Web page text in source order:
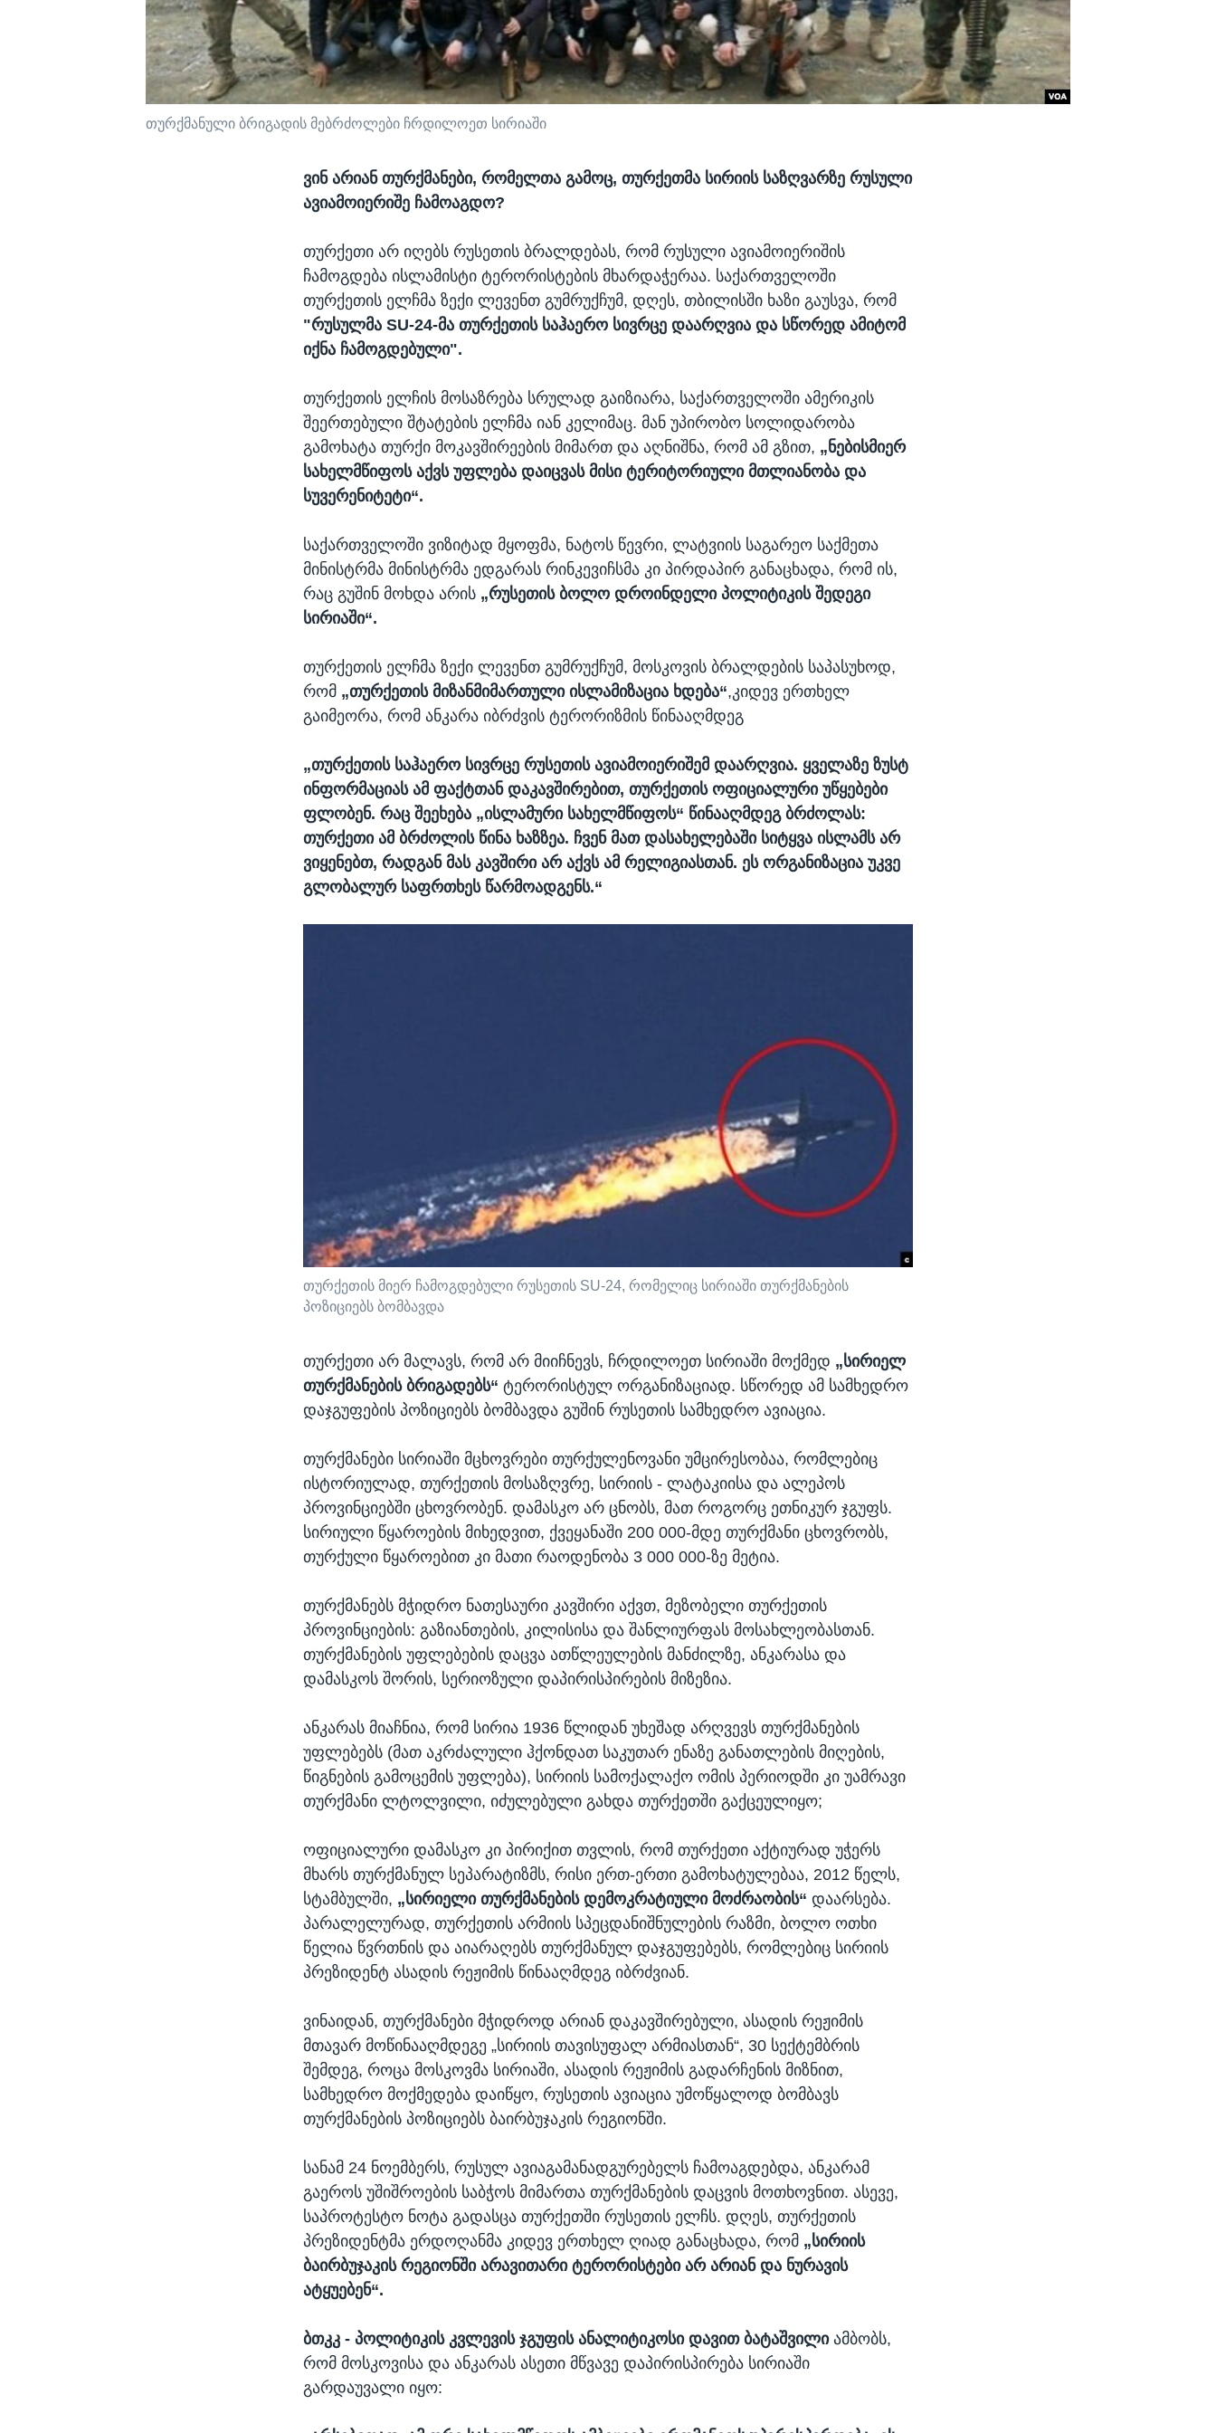
თურქმანული ბრიგადის მებრძოლები ჩრდილოეთ სირიაში
ვინ არიან თურქმანები, რომელთა გამოც, თურქეთმა სირიის საზღვარზე რუსული
ავიამოიერიშე ჩამოაგდო?
თურქეთი არ იღებს რუსეთის ბრალდებას, რომ რუსული ავიამოიერიშის
ჩამოგდება ისლამისტი ტერორისტების მხარდაჭერაა. საქართველოში
თურქეთის ელჩმა ზექი ლევენთ გუმრუქჩუმ, დღეს, თბილისში ხაზი გაუსვა, რომ
"რუსულმა SU-24-მა თურქეთის საჰაერო სივრცე დაარღვია და სწორედ ამიტომ
იქნა ჩამოგდებული".
თურქეთის ელჩის მოსაზრება სრულად გაიზიარა, საქართველოში ამერიკის
შეერთებული შტატების ელჩმა იან კელიმაც. მან უპირობო სოლიდარობა
გამოხატა თურქი მოკავშირეების მიმართ და აღნიშნა, რომ ამ გზით, „ნებისმიერ
სახელმწიფოს აქვს უფლება დაიცვას მისი ტერიტორიული მთლიანობა და
სუვერენიტეტი“.
საქართველოში ვიზიტად მყოფმა, ნატოს წევრი, ლატვიის საგარეო საქმეთა
მინისტრმა მინისტრმა ედგარას რინკევიჩსმა კი პირდაპირ განაცხადა, რომ ის,
რაც გუშინ მოხდა არის „რუსეთის ბოლო დროინდელი პოლიტიკის შედეგი
სირიაში“.
თურქეთის ელჩმა ზექი ლევენთ გუმრუქჩუმ, მოსკოვის ბრალდების საპასუხოდ,
რომ „თურქეთის მიზანმიმართული ისლამიზაცია ხდება“,კიდევ ერთხელ
გაიმეორა, რომ ანკარა იბრძვის ტერორიზმის წინააღმდეგ
„თურქეთის საჰაერო სივრცე რუსეთის ავიამოიერიშემ დაარღვია. ყველაზე ზუსტ
ინფორმაციას ამ ფაქტთან დაკავშირებით, თურქეთის ოფიციალური უწყებები
ფლობენ. რაც შეეხება „ისლამური სახელმწიფოს“ წინააღმდეგ ბრძოლას:
თურქეთი ამ ბრძოლის წინა ხაზზეა. ჩვენ მათ დასახელებაში სიტყვა ისლამს არ
ვიყენებთ, რადგან მას კავშირი არ აქვს ამ რელიგიასთან. ეს ორგანიზაცია უკვე
გლობალურ საფრთხეს წარმოადგენს.“
თურქეთის მიერ ჩამოგდებული რუსეთის SU-24, რომელიც სირიაში თურქმანების
პოზიციებს ბომბავდა
თურქეთი არ მალავს, რომ არ მიიჩნევს, ჩრდილოეთ სირიაში მოქმედ „სირიელ
თურქმანების ბრიგადებს“ტერორისტულ ორგანიზაციად. სწორედ ამ სამხედრო
დაჯგუფების პოზიციებს ბომბავდა გუშინ რუსეთის სამხედრო ავიაცია.
თურქმანები სირიაში მცხოვრები თურქულენოვანი უმცირესობაა, რომლებიც
ისტორიულად, თურქეთის მოსაზღვრე, სირიის - ლატაკიისა და ალეპოს
პროვინციებში ცხოვრობენ. დამასკო არ ცნობს, მათ როგორც ეთნიკურ ჯგუფს.
სირიული წყაროების მიხედვით, ქვეყანაში 200 000-მდე თურქმანი ცხოვრობს,
თურქული წყაროებით კი მათი რაოდენობა 3 000 000-ზე მეტია.
თურქმანებს მჭიდრო ნათესაური კავშირი აქვთ, მეზობელი თურქეთის
პროვინციების: გაზიანთების, კილისისა და შანლიურფას მოსახლეობასთან.
თურქმანების უფლებების დაცვა ათწლეულების მანძილზე, ანკარასა და
დამასკოს შორის, სერიოზული დაპირისპირების მიზეზია.
ანკარას მიაჩნია, რომ სირია 1936 წლიდან უხეშად არღვევს თურქმანების
უფლებებს (მათ აკრძალული ჰქონდათ საკუთარ ენაზე განათლების მიღების,
წიგნების გამოცემის უფლება), სირიის სამოქალაქო ომის პერიოდში კი უამრავი
თურქმანი ლტოლვილი, იძულებული გახდა თურქეთში გაქცეულიყო;
ოფიციალური დამასკო კი პირიქით თვლის, რომ თურქეთი აქტიურად უჭერს
მხარს თურქმანულ სეპარატიზმს, რისი ერთ-ერთი გამოხატულებაა, 2012 წელს,
სტამბულში, „სირიელი თურქმანების დემოკრატიული მოძრაობის“დაარსება.
პარალელურად, თურქეთის არმიის სპეცდანიშნულების რაზმი, ბოლო ოთხი
წელია წვრთნის და აიარაღებს თურქმანულ დაჯგუფებებს, რომლებიც სირიის
პრეზიდენტ ასადის რეჟიმის წინააღმდეგ იბრძვიან.
ვინაიდან, თურქმანები მჭიდროდ არიან დაკავშირებული, ასადის რეჟიმის
მთავარ მოწინააღმდეგე „სირიის თავისუფალ არმიასთან“, 30 სექტემბრის
შემდეგ, როცა მოსკოვმა სირიაში, ასადის რეჟიმის გადარჩენის მიზნით,
სამხედრო მოქმედება დაიწყო, რუსეთის ავიაცია უმოწყალოდ ბომბავს
თურქმანების პოზიციებს ბაირბუჯაკის რეგიონში.
სანამ 24 ნოემბერს, რუსულ ავიაგამანადგურებელს ჩამოაგდებდა, ანკარამ
გაეროს უშიშროების საბჭოს მიმართა თურქმანების დაცვის მოთხოვნით. ასევე,
საპროტესტო ნოტა გადასცა თურქეთში რუსეთის ელჩს. დღეს, თურქეთის
პრეზიდენტმა ერდოღანმა კიდევ ერთხელ ღიად განაცხადა, რომ „სირიის
ბაირბუჯაკის რეგიონში არავითარი ტერორისტები არ არიან და ნურავის
ატყუებენ“.
ბთკკ - პოლიტიკის კვლევის ჯგუფის ანალიტიკოსი დავით ბატაშვილი ამბობს,
რომ მოსკოვისა და ანკარას ასეთი მწვავე დაპირისპირება სირიაში
გარდაუვალი იყო: